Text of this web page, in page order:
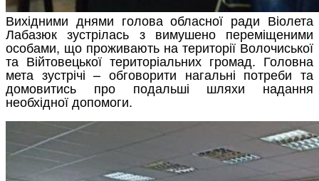
Вихідними днями голова обласної ради Віолета
Лабазюк зустрілась з вимушено переміщеними
особами, що проживають на території Волочиської
та Війтовецької територіальних громад. Головна
мета зустрічі – обговорити нагальні потреби та
домовитись про подальші шляхи надання
необхідної допомоги.